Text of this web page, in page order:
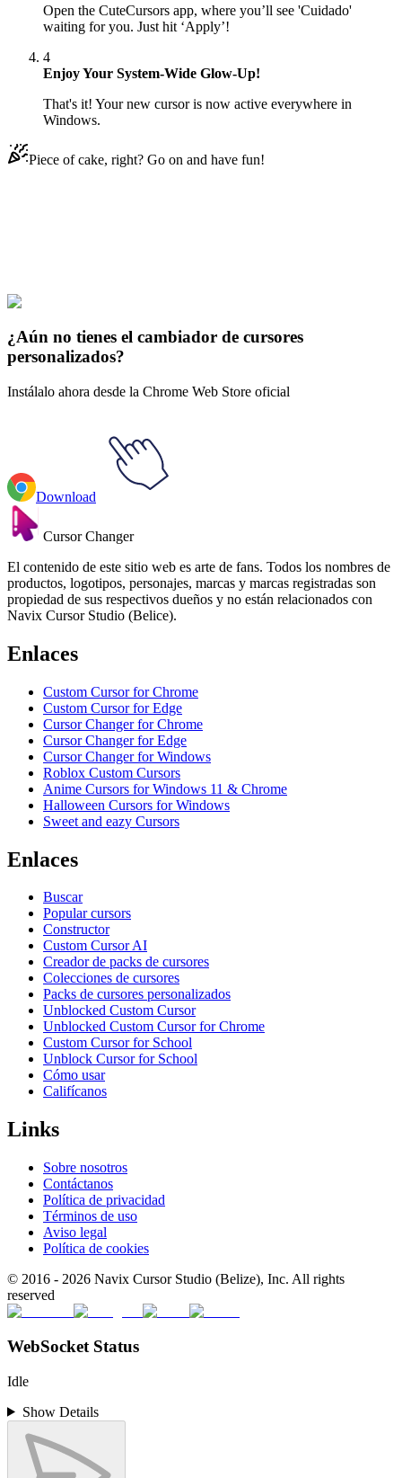
Open the CuteCursors app, where you’ll see 'Cuidado'
waiting for you. Just hit ‘Apply’!
4
Enjoy Your System-Wide Glow-Up!
That's it! Your new cursor is now active everywhere in
Windows.
Piece of cake, right? Go on and have fun!
Explore All Collections
¿Aún no tienes el cambiador de cursores
personalizados?
Instálalo ahora desde la Chrome Web Store oficial
Download
Cursor Changer
El contenido de este sitio web es arte de fans. Todos los nombres de
productos, logotipos, personajes, marcas y marcas registradas son
propiedad de sus respectivos dueños y no están relacionados con
Navix Cursor Studio (Belice).
Enlaces
Custom Cursor for Chrome
Custom Cursor for Edge
Cursor Changer for Chrome
Cursor Changer for Edge
Cursor Changer for Windows
Roblox Custom Cursors
Anime Cursors for Windows 11 & Chrome
Halloween Cursors for Windows
Sweet and eazy Cursors
Enlaces
Buscar
Popular cursors
Constructor
Custom Cursor AI
Creador de packs de cursores
Colecciones de cursores
Packs de cursores personalizados
Unblocked Custom Cursor
Unblocked Custom Cursor for Chrome
Custom Cursor for School
Unblock Cursor for School
Cómo usar
Califícanos
Links
Sobre nosotros
Contáctanos
Política de privacidad
Términos de uso
Aviso legal
Política de cookies
© 2016 - 2026 Navix Cursor Studio (Belize), Inc. All rights
reserved
WebSocket Status
Idle
Show Details